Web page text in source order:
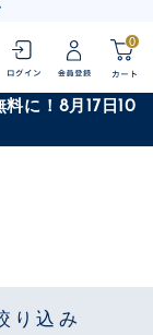
0
に！8月17日10
り込み